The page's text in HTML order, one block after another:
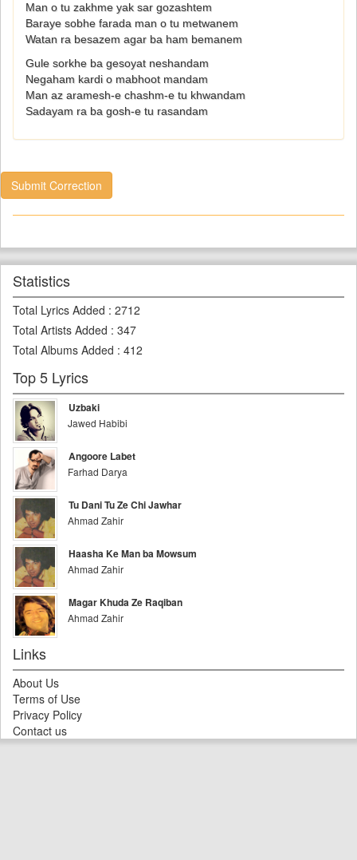
Man o tu zakhme yak sar gozashtem
Baraye sobhe farada man o tu metwanem
Watan ra besazem agar ba ham bemanem
Gule sorkhe ba gesoyat neshandam
Negaham kardi o mabhoot mandam
Man az aramesh-e chashm-e tu khwandam
Sadayam ra ba gosh-e tu rasandam
Submit Correction
Statistics
Total Lyrics Added : 2712
Total Artists Added : 347
Total Albums Added : 412
Top 5 Lyrics
Uzbaki
Jawed Habibi
Angoore Labet
Farhad Darya
Tu Dani Tu Ze Chi Jawhar
Ahmad Zahir
Haasha Ke Man ba Mowsum
Ahmad Zahir
Magar Khuda Ze Raqiban
Ahmad Zahir
Links
About Us
Terms of Use
Privacy Policy
Contact us